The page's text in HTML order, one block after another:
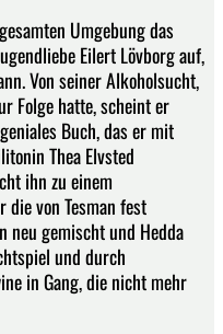
Umgebung das
Eilert Lövborg auf,
Von seiner Alkoholsucht,
Folge hatte, scheint er
Buch, das er mit
Thea Elvsted
ihn zu einem
von Tesman fest
neu gemischt und Hedda
und durch
in Gang, die nicht mehr